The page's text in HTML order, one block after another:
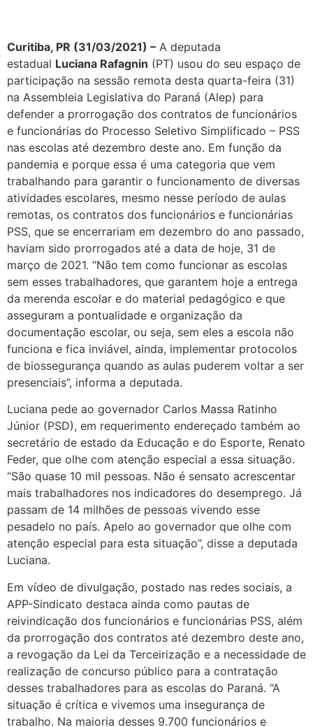
Curitiba, PR (31/03/2021) – A deputada
estadual Luciana Rafagnin (PT) usou do seu espaço de
participação na sessão remota desta quarta-feira (31)
na Assembleia Legislativa do Paraná (Alep) para
defender a prorrogação dos contratos de funcionários
e funcionárias do Processo Seletivo Simplificado – PSS
nas escolas até dezembro deste ano. Em função da
pandemia e porque essa é uma categoria que vem
trabalhando para garantir o funcionamento de diversas
atividades escolares, mesmo nesse período de aulas
remotas, os contratos dos funcionários e funcionárias
PSS, que se encerrariam em dezembro do ano passado,
haviam sido prorrogados até a data de hoje, 31 de
março de 2021. “Não tem como funcionar as escolas
sem esses trabalhadores, que garantem hoje a entrega
da merenda escolar e do material pedagógico e que
asseguram a pontualidade e organização da
documentação escolar, ou seja, sem eles a escola não
funciona e fica inviável, ainda, implementar protocolos
de biossegurança quando as aulas puderem voltar a ser
presenciais”, informa a deputada.
Luciana pede ao governador Carlos Massa Ratinho
Júnior (PSD), em requerimento endereçado também ao
secretário de estado da Educação e do Esporte, Renato
Feder, que olhe com atenção especial a essa situação.
“São quase 10 mil pessoas. Não é sensato acrescentar
mais trabalhadores nos indicadores do desemprego. Já
passam de 14 milhões de pessoas vivendo esse
pesadelo no país. Apelo ao governador que olhe com
atenção especial para esta situação”, disse a deputada
Luciana.
Em vídeo de divulgação, postado nas redes sociais, a
APP-Sindicato destaca ainda como pautas de
reivindicação dos funcionários e funcionárias PSS, além
da prorrogação dos contratos até dezembro deste ano,
a revogação da Lei da Terceirização e a necessidade de
realização de concurso público para a contratação
desses trabalhadores para as escolas do Paraná. “A
situação é crítica e vivemos uma insegurança de
trabalho. Na maioria desses 9.700 funcionários e